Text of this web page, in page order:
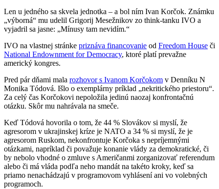
Len u jedného sa skvela jednotka – a bol ním Ivan Korčok. Známku
„výborná“ mu udelil Grigorij Mesežnikov zo think-tanku IVO a
vyjadril sa jasne: „Mínusy tam nevidím.“
IVO na vlastnej stránke priznáva financovanie od Freedom House či
National Endownment for Democracy, ktoré platí prevažne
americký kongres.
Pred pár dňami mala rozhovor s Ivanom Korčokom v Denníku N
Monika Tódová. Išlo o exemplárny príklad „nekritického priestoru“.
Za celý čas Korčokovi nepoložila jedinú naozaj konfrontačnú
otázku. Skôr mu nahrávala na smeče.
Keď Tódová hovorila o tom, že 44 % Slovákov si myslí, že
agresorom v ukrajinskej kríze je NATO a 34 % si myslí, že je
agresorom Ruskom, nekonfrontuje Korčoka s nepríjemnými
otázkami, napríklad či považuje konanie vlády za demokratické, či
by nebolo vhodné o zmluve s Američanmi zorganizovať referendum
alebo či má vláda podľa neho mandát na takéto kroky, keď sa
priamo nenachádzajú v programovom vyhlásení ani vo volebných
programoch.